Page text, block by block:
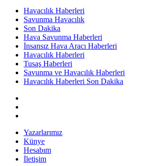
Havacılık Haberleri
Savunma Havacılık
Son Dakika
Hava Savunma Haberleri
İnsansız Hava Aracı Haberleri
Havacılık Haberleri
Tusaş Haberleri
Savunma ve Havacılık Haberleri
Havacılık Haberleri Son Dakika
Yazarlarımız
Künye
Hesabım
İletişim